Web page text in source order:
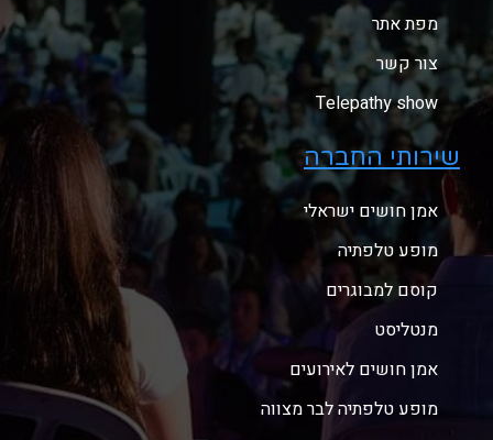
מפת אתר
צור קשר
Telepathy show
שירותי החברה
אמן חושים ישראלי
מופע טלפתיה
קוסם למבוגרים
מנטליסט
אמן חושים לאירועים
מופע טלפתיה לבר מצווה